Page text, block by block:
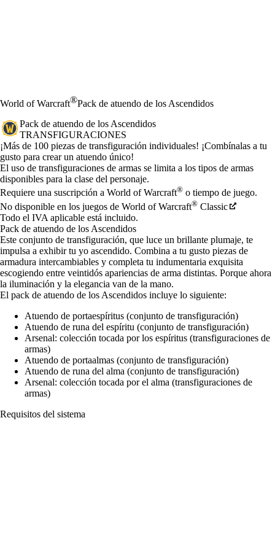
World of Warcraft®Pack de atuendo de los Ascendidos
Pack de atuendo de los Ascendidos
TRANSFIGURACIONES
Product Notification
¡Más de 100 piezas de transfiguración individuales! ¡Combínalas a tu
gusto para crear un atuendo único!
Precio
Available actions
El uso de transfiguraciones de armas se limita a los tipos de armas
disponibles para la clase del personaje.
Requiere una suscripción a World of Warcraft® o tiempo de juego.
No disponible en los juegos de World of Warcraft® Classic
Todo el IVA aplicable está incluido.
Pack de atuendo de los Ascendidos
Este conjunto de transfiguración, que luce un brillante plumaje, te
impulsa a exhibir tu yo ascendido. Combina a tu gusto piezas de
armadura intercambiables y completa tu indumentaria exquisita
escogiendo entre veintidós apariencias de arma distintas. Porque ahora
la iluminación y la elegancia van de la mano.
El pack de atuendo de los Ascendidos incluye lo siguiente:
Atuendo de portaespíritus (conjunto de transfiguración)
Atuendo de runa del espíritu (conjunto de transfiguración)
Arsenal: colección tocada por los espíritus (transfiguraciones de
armas)
Atuendo de portaalmas (conjunto de transfiguración)
Atuendo de runa del alma (conjunto de transfiguración)
Arsenal: colección tocada por el alma (transfiguraciones de
armas)
Requisitos del sistema